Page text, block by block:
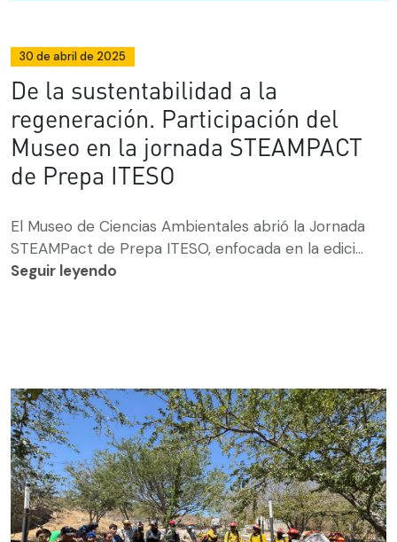
30 de abril de 2025
De la sustentabilidad a la
regeneración. Participación del
Museo en la jornada STEAMPACT
de Prepa ITESO
El Museo de Ciencias Ambientales abrió la Jornada
STEAMPact de Prepa ITESO, enfocada en la edici...
Seguir leyendo